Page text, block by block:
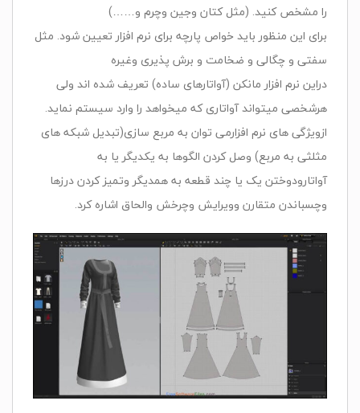
را مشخص کنید. (مثل کتان وجین وچرم و……)
برای این منظور باید خواص پارچه برای نرم افزار تعیین شود. مثل
سفتی و چگالی و ضخامت و برش پذیری وغیره
دراین نرم افزار مانکن (آواتارهای ساده) تعریف شده اند ولی
هرشخصی میتواند آواتاری که میخواهد را وارد سیستم نماید.
ازویژگی های نرم افزارمی توان به مربع سازی(تبدیل شبکه های
مثلثی به مربع) وصل کردن الگوها به یکدیگر یا به
آواتارودوختن یک یا چند قطعه به همدیگر وتمیز کردن درزها
وچسباندن متقارن وویرایش وچرخش والحاق اشاره کرد.